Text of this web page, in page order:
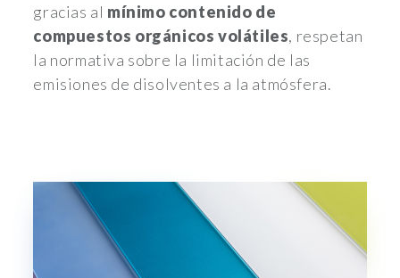
gracias al mínimo contenido de
compuestos orgánicos volátiles, respetan
la normativa sobre la limitación de las
emisiones de disolventes a la atmósfera.